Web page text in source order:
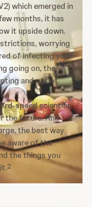
which emerged in
months, it has
it upside down.
worrying
of infecting your
going on, the
and out of
speed scientific
the future. And
the best way
aware of the
the things you
2